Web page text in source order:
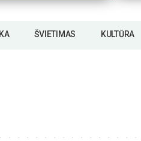
ŠVIETIMAS KULTŪRA